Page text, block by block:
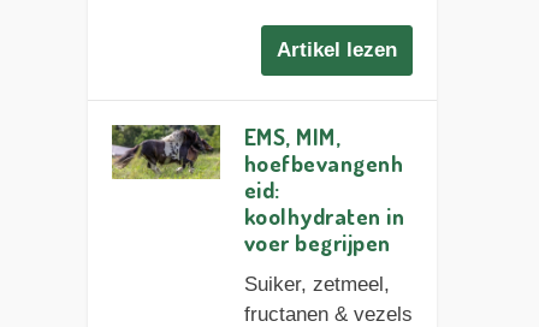
Artikel lezen
EMS, MIM,
hoefbevangenh
eid:
koolhydraten in
voer begrijpen
Suiker, zetmeel,
fructanen & vezels